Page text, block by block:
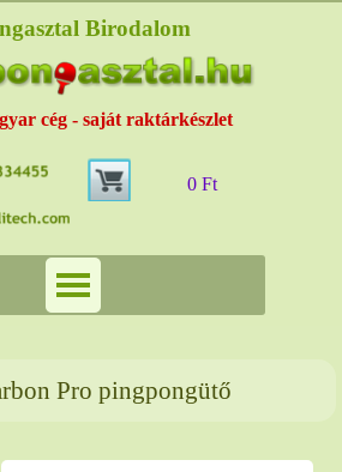
0 Ft
Birodalom
cég - saját raktárkészlet
Pro pingpongütő